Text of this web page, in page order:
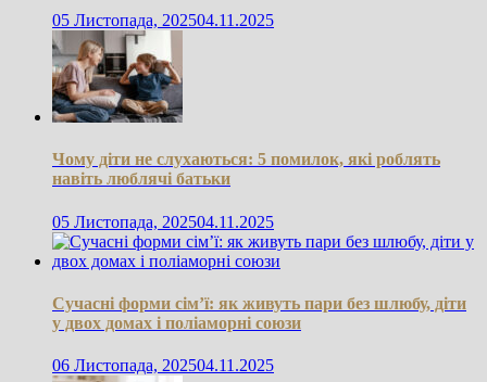
05 Листопада, 202504.11.2025
Чому діти не слухаються: 5 помилок, які роблять
навіть люблячі батьки
05 Листопада, 202504.11.2025
Сучасні форми сім’ї: як живуть пари без шлюбу, діти
у двох домах і поліаморні союзи
06 Листопада, 202504.11.2025